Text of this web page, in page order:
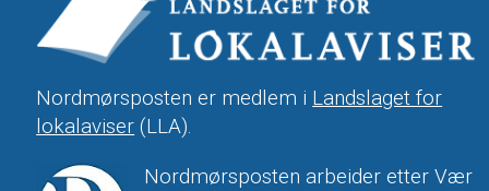
Nordmørsposten er medlem i Landslaget for
lokalaviser (LLA).
Nordmørsposten arbeider etter Vær